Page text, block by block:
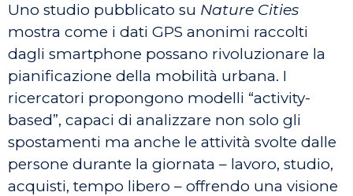
Uno studio pubblicato su Nature Cities
mostra come i dati GPS anonimi raccolti
dagli smartphone possano rivoluzionare la
pianificazione della mobilità urbana. I
ricercatori propongono modelli “activity-
based”, capaci di analizzare non solo gli
spostamenti ma anche le attività svolte dalle
persone durante la giornata – lavoro, studio,
acquisti, tempo libero – offrendo una visione